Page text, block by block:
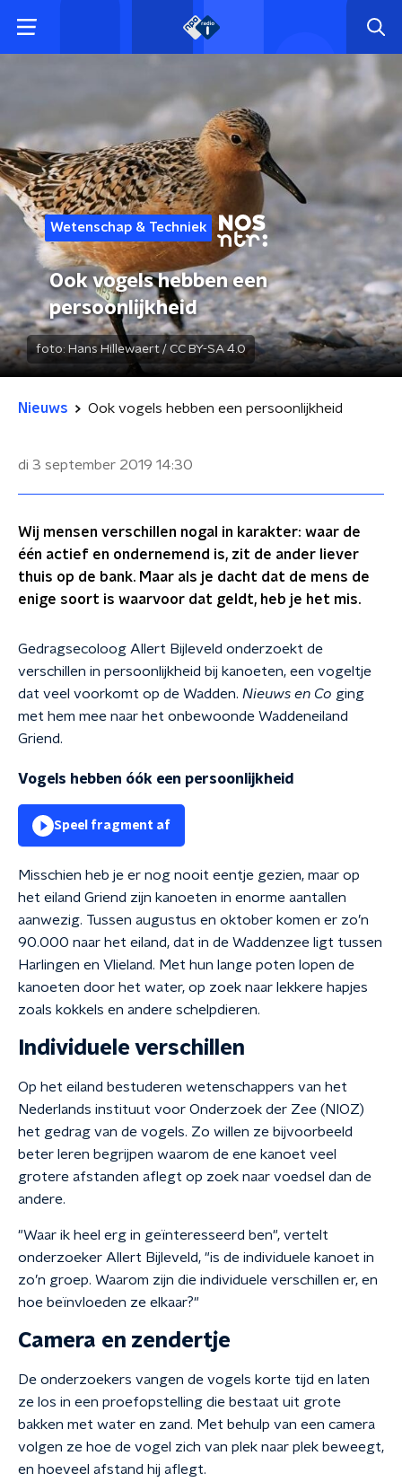
Wetenschap & Techniek
Ook vogels hebben een
persoonlijkheid
foto: Hans Hillewaert / CC BY-SA 4.0
Nieuws Ook vogels hebben een persoonlijkheid
di 3 september 2019 14:30
Wij mensen verschillen nogal in karakter: waar de
één actief en ondernemend is, zit de ander liever
thuis op de bank. Maar als je dacht dat de mens de
enige soort is waarvoor dat geldt, heb je het mis.
Gedragsecoloog Allert Bijleveld onderzoekt de
verschillen in persoonlijkheid bij kanoeten, een vogeltje
dat veel voorkomt op de Wadden. Nieuws en Co ging
met hem mee naar het onbewoonde Waddeneiland
Griend.
Vogels hebben óók een persoonlijkheid
Speel fragment af
Misschien heb je er nog nooit eentje gezien, maar op
het eiland Griend zijn kanoeten in enorme aantallen
aanwezig. Tussen augustus en oktober komen er zo’n
90.000 naar het eiland, dat in de Waddenzee ligt tussen
Harlingen en Vlieland. Met hun lange poten lopen de
kanoeten door het water, op zoek naar lekkere hapjes
zoals kokkels en andere schelpdieren.
Individuele verschillen
Op het eiland bestuderen wetenschappers van het
Nederlands instituut voor Onderzoek der Zee (NIOZ)
het gedrag van de vogels. Zo willen ze bijvoorbeeld
beter leren begrijpen waarom de ene kanoet veel
grotere afstanden aflegt op zoek naar voedsel dan de
andere.
"Waar ik heel erg in geïnteresseerd ben", vertelt
onderzoeker Allert Bijleveld, "is de individuele kanoet in
zo’n groep. Waarom zijn die individuele verschillen er, en
hoe beïnvloeden ze elkaar?"
Camera en zendertje
De onderzoekers vangen de vogels korte tijd en laten
ze los in een proefopstelling die bestaat uit grote
bakken met water en zand. Met behulp van een camera
volgen ze hoe de vogel zich van plek naar plek beweegt,
en hoeveel afstand hij aflegt.